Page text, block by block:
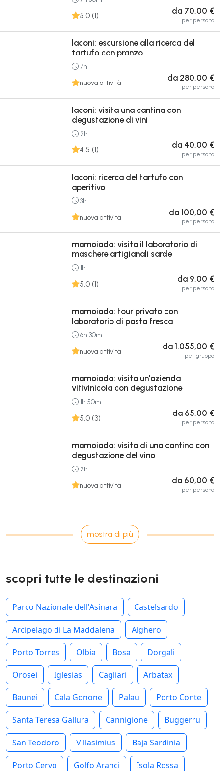
5.0 (1) da 70,00 €
per persona
laconi: escursione alla ricerca del
tartufo con pranzo
7h
nuova attività
da 280,00 €
per persona
laconi: visita una cantina con
degustazione di vini
2h
4.5 (1) da 40,00 €
per persona
laconi: ricerca del tartufo con
aperitivo
3h
nuova attività
da 100,00 €
per persona
mamoiada: visita il laboratorio di
maschere artigianali sarde
1h
5.0 (1) da 9,00 €
per persona
mamoiada: tour privato con
laboratorio di pasta fresca
6h 30m
nuova attività
da 1.055,00 €
per gruppo
mamoiada: visita un'azienda
vitivinicola con degustazione
1h 50m
5.0 (3) da 65,00 €
per persona
mamoiada: visita di una cantina con
degustazione del vino
2h
nuova attività
da 60,00 €
per persona
mostra di più
scopri tutte le destinazioni
Parco Nazionale dell'Asinara Castelsardo
Arcipelago di La Maddalena Alghero
Porto Torres Olbia Bosa Dorgali
Orosei Iglesias Cagliari Arbatax
Baunei Cala Gonone Palau Porto Conte
Santa Teresa Gallura Cannigione Buggerru
San Teodoro Villasimius Baja Sardinia
Porto Cervo Golfo Aranci Isola Rossa